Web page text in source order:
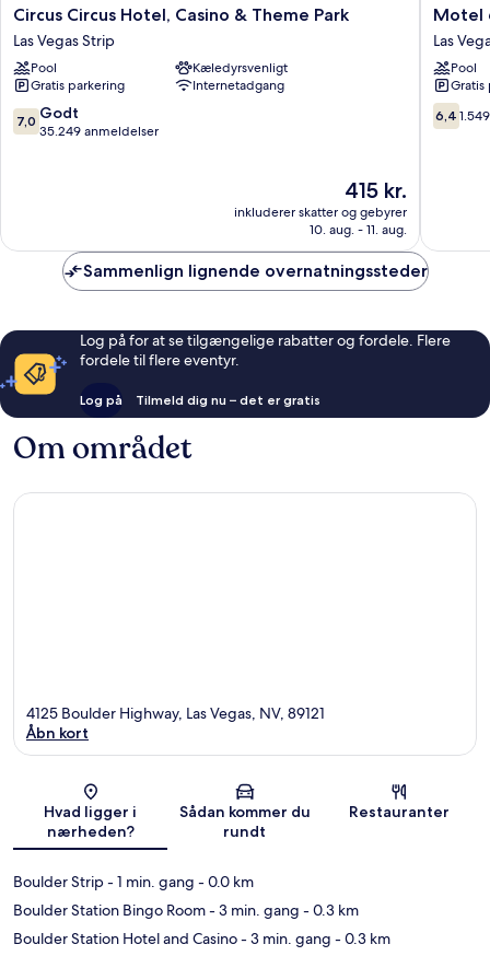
Circus
Circus
Hotel,
Casino
&
Theme
Park
Circus Circus Hotel, Casino & Theme Park
Las Vegas Strip
Pool
Kæledyrsvenligt
Gratis parkering
Internetadgang
7.0
ud
7,0 Godt
35.249 anmeldelser
Prisen
415 kr.
415 kr.
inkluderer skatter og gebyrer
10. aug. - 11. aug.
Motel
6
Las
Vegas,
NV
–
I-
Motel
Las
Pool
Gratis
6.4
ud
6,4
Sammenlign lignende overnatningssteder
Log på for at se tilgængelige rabatter og fordele. Flere
fordele til flere eventyr.
Log på Tilmeld dig nu – det er gratis
Om området
Kort
4125 Boulder Highway, Las Vegas, NV, 89121
Åbn kort
Hvad ligger i
nærheden?
Sådan kommer du
rundt
Restauranter
Boulder Strip- 1 min. gang - 0.0 km
Boulder Station Bingo Room- 3 min. gang - 0.3 km
Boulder Station Hotel and Casino- 3 min. gang - 0.3 km